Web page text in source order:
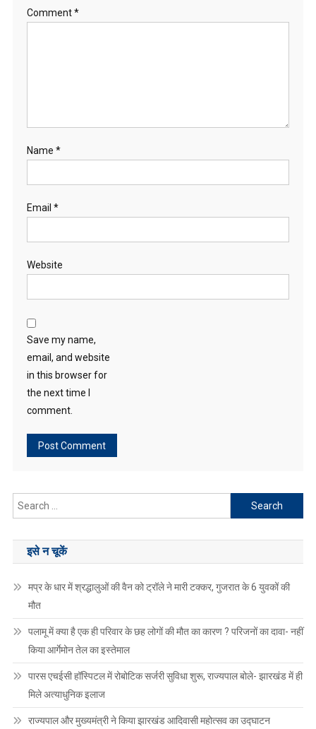
Comment*
Name *
Email *
Website
Save my name,
email, and website
in this browser for
the next time I
comment.
Search
for:
इसे न चूकें
मप्र के धार में श्रद्धालुओं की वैन को ट्रॉले ने मारी टक्कर, गुजरात के 6 युवकों की
मौत
पलामू में क्या है एक ही परिवार के छह लोगों की मौत का कारण ? परिजनों का दावा- नहीं
किया आर्गेमोन तेल का इस्तेमाल
पारस एचईसी हॉस्पिटल में रोबोटिक सर्जरी सुविधा शुरू, राज्यपाल बोले- झारखंड में ही
मिले अत्याधुनिक इलाज
राज्यपाल और मुख्यमंत्री ने किया झारखंड आदिवासी महोत्सव का उद्घाटन